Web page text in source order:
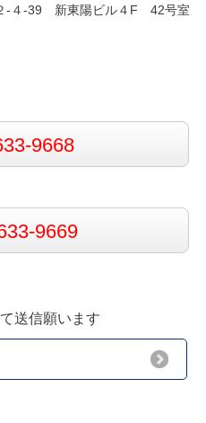
-４-39 新東陽ビル４F 42号室
9668
9669
送信願います